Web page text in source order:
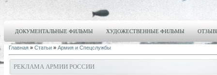
ДОКУМЕНТАЛЬНЫЕ ФИЛЬМЫ ХУДОЖЕСТВЕННЫЕ ФИЛЬМЫ
Главная » Статьи » Армия и Спецслужбы
РЕКЛАМА АРМИИ РОССИИ